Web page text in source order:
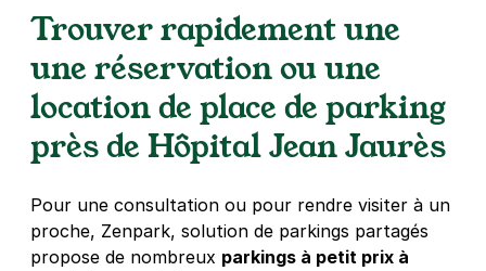
Paris
5,0 (1 avis)
Réserver
+ Abonnements disponibles
d'Amérique - Paris 19
16 rue Carrière d'Amérique
75019Paris
Trouver rapidement une
une réservation ou une
location de place de parking
près de Hôpital Jean Jaurès
Pour une consultation ou pour rendre visiter à un
proche, Zenpark, solution de parkings partagés
propose de nombreux parkings à petit prix à